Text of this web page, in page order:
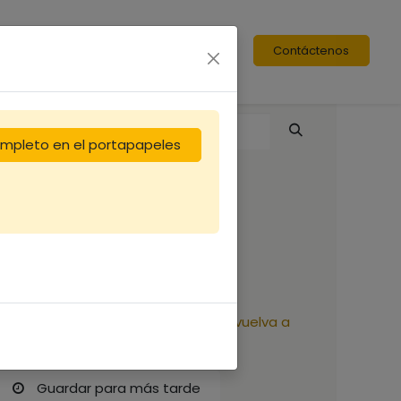
Contáctenos
Reciba una notificación cuando vuelva a
Guardar para más tarde
en el portapapeles